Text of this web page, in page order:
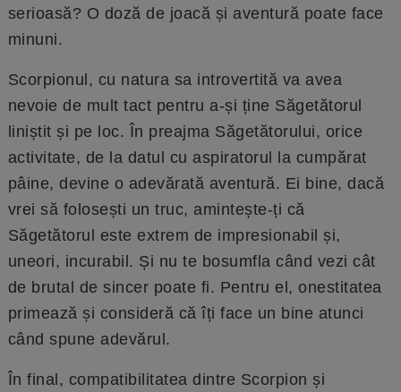
serioasă? O doză de joacă și aventură poate face
minuni.
Scorpionul, cu natura sa introvertită va avea
nevoie de mult tact pentru a-și ține Săgetătorul
liniștit și pe loc. În preajma Săgetătorului, orice
activitate, de la datul cu aspiratorul la cumpărat
pâine, devine o adevărată aventură. Ei bine, dacă
vrei să folosești un truc, amintește-ți că
Săgetătorul este extrem de impresionabil și,
uneori, incurabil. Și nu te bosumfla când vezi cât
de brutal de sincer poate fi. Pentru el, onestitatea
primează și consideră că îți face un bine atunci
când spune adevărul.
În final, compatibilitatea dintre Scorpion și